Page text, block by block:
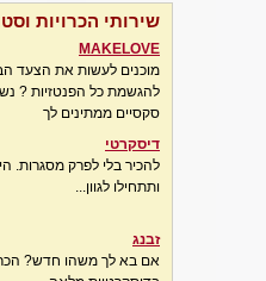
שירותי הכרויות
MAKELOVE
מוכנים לעשות את הצעד
להגשמת כל הפנטזיות ?
סקסיים ממתינים לך
דיסקרטי
להכיר בלי לפרק מסגרות.
ותתחילו לגוון...
זבנג
אם בא לך משהו חדש?